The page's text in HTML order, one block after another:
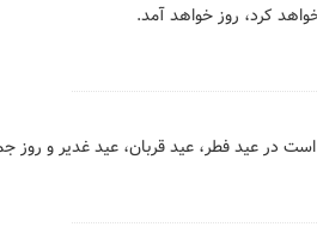
کرد، روز خواهد آمد.
در عید فطر، عید قربان، عید غدیر و روز